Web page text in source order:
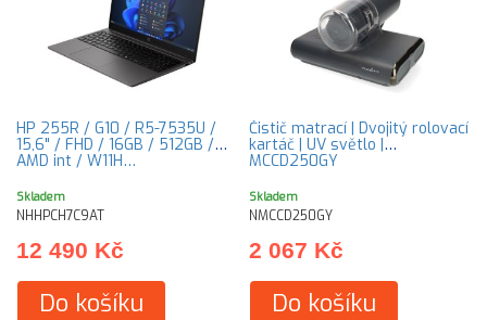
HP 255R / G10 / R5-7535U /
15,6" / FHD / 16GB / 512GB /
AMD int / W11H…
Skladem
NHHPCH7C9AT
12 490 Kč
Do košíku
Čistič matrací | Dvojitý rolovací
kartáč | UV světlo |
MCCD250GY
Skladem
NMCCD250GY
2 067 Kč
Do košíku